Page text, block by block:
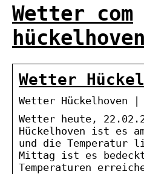
Wetter com
hückelhoven
Wetter
Wetter Hückelhoven |
Wetter heute,
Hückelhoven ist es
und die Temperatur
Mittag ist es
Temperaturen